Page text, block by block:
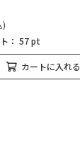
)
： 57 pt
カートに入れる